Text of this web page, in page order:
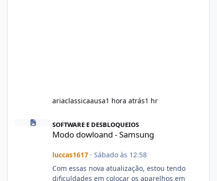
ariaclassicaausa1 hora atrás1 hr
Modo dowloand - Samsung
SOFTWARE E DESBLOQUEIOS
Modo dowloand - Samsung
luccas1617· Sábado às 12:58
Com essas nova atualização, estou tendo
dificuldades em colocar os aparelhos em